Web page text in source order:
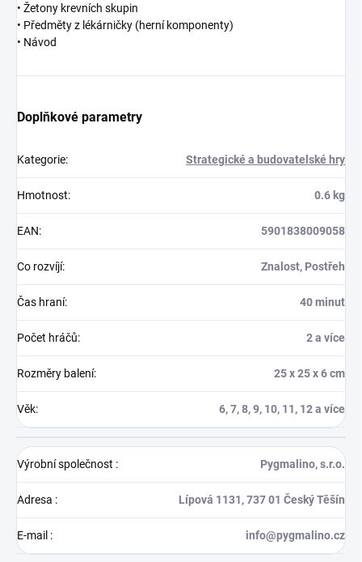
• Žetony krevních skupin
• Předměty z lékárničky (herní komponenty)
• Návod
Doplňkové parametry
Kategorie: Strategické a budovatelské hry
Hmotnost: 0.6 kg
EAN: 5901838009058
Co rozvíjí: Znalost, Postřeh
Čas hraní: 40 minut
Počet hráčů: 2 a více
Rozměry balení: 25 x 25 x 6 cm
Věk: 6, 7, 8, 9, 10, 11, 12 a více
Výrobní společnost : Pygmalino, s.r.o.
Adresa : Lípová 1131, 737 01 Český Těšín
E-mail : info@pygmalino.cz